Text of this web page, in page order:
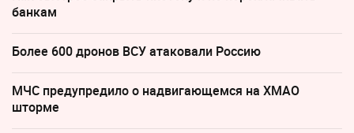
банкам
Более 600 дронов ВСУ атаковали Россию
МЧС предупредило о надвигающемся на ХМАО
шторме